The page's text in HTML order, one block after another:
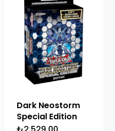
Dark Neostorm
Special Edition